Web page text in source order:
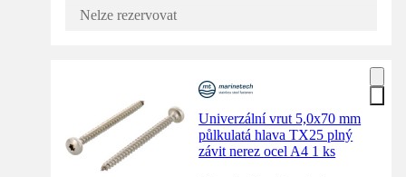
Nelze rezervovat
Univerzální vrut 5,0x70 mm
půlkulatá hlava TX25 plný
závit nerez ocel A4 1 ks